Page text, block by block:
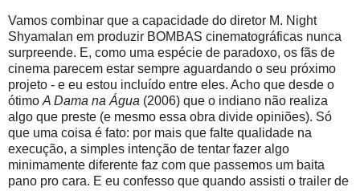
Vamos combinar que a capacidade do diretor M. Night
Shyamalan em produzir BOMBAS cinematográficas nunca
surpreende. E, como uma espécie de paradoxo, os fãs de
cinema parecem estar sempre aguardando o seu próximo
projeto - e eu estou incluído entre eles. Acho que desde o
ótimo A Dama na Água (2006) que o indiano não realiza
algo que preste (e mesmo essa obra divide opiniões). Só
que uma coisa é fato: por mais que falte qualidade na
execução, a simples intenção de tentar fazer algo
minimamente diferente faz com que passemos um baita
pano pro cara. E eu confesso que quando assisti o trailer de